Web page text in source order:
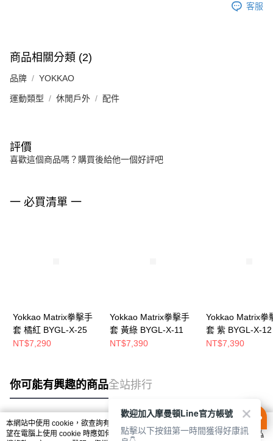
客服
商品相關分類 (2)
品牌 YOKKAO
運動類型 休閒戶外 配件
評價
喜歡這個商品嗎？購買後給他一個好評吧
一 必買清單 一
Yokkao Matrix拳擊手
套 橘紅 BYGL-X-25
NT$7,290
Yokkao Matrix拳擊手
套 黃綠 BYGL-X-11
NT$7,390
Yokkao Matrix拳
套 紫 BYGL-X-12
NT$7,390
你可能有興趣的商品全站排行
熱門標籤
本網站中使用 cookie，欲查詢有關本網站使用 cookie 方式之詳情，及若您不希
望在電腦上使用 cookie 時應如何變更電腦的 cookie 設定，請參閱本網站「
隱私
歡迎加入摩曼頓Line官方帳號
點擊以下按鈕第一時間獲得好康訊